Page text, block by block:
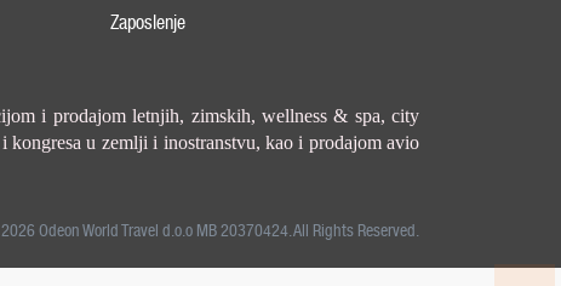
Zaposlenje
i prodajom letnjih, zimskih, wellness & spa, city
kongresa u zemlji i inostranstvu, kao i prodajom avio
Odeon World Travel d.o.o MB 20370424. All Rights Reserved.